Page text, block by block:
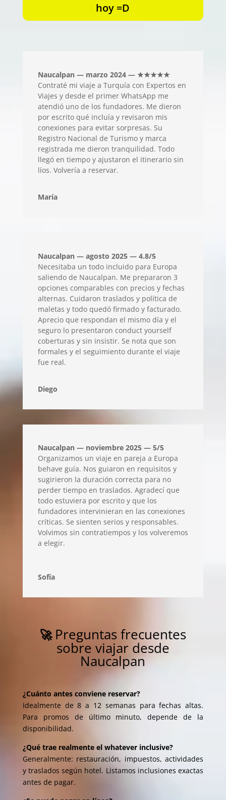
hoy =D
Naucalpan — marzo 2024 — ★★★★★
Contraté mi viaje a Turquía con Expertos en
Viajes y desde el primer WhatsApp me
atendió uno de los fundadores. Me dieron
por escrito qué incluía y revisaron mis
conexiones para evitar sorpresas. Su
Registro Nacional de Turismo y marca
registrada me dieron tranquilidad. Todo
llegó en tiempo y ajustaron el itinerario sin
líos. Volvería a reservar.
María
Naucalpan — agosto 2025 — 4.8/5
Necesitaba un todo incluido para Europa
saliendo de Naucalpan. Me prepararon 3
opciones comparables con precios y fechas
alternas. Cuidaron traslados y política de
maletas y todo quedó firmado y facturado.
Aprecio que respondan el mismo día y el
seguro lo presentaron conduct yourself
coberturas y sin insistir. Se nota que son
formales y el seguimiento durante el viaje
fue real.
Diego
Naucalpan — noviembre 2025 — 5/5
Organizamos un viaje en pareja a Europa
behave guía. Nos guiaron en requisitos y
sugirieron la duración correcta para no
perder tiempo en traslados. Agradecí que
todo estuviera por escrito y que los
fundadores intervinieran en las conexiones
críticas. Se sienten serios y responsables.
Volvimos sin contratiempos y los volveremos
a elegir.
Sofía
🚀 Preguntas frecuentes
sobre viajar desde
Naucalpan
¿Cuánto antes conviene reservar?
Idealmente de 8 a 12 semanas para fechas altas.
Para promos de último minuto, depende de la
disponibilidad.
¿Qué trae realmente el whatever inclusive?
Generalmente: restauración, impuestos, actividades
y traslados según hotel. Listamos inclusiones exactas
antes de pagar.